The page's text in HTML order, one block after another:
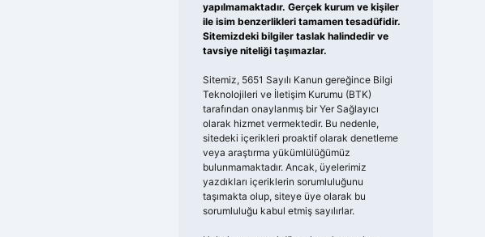
yapılmamaktadır. Gerçek kurum ve kişiler
ile isim benzerlikleri tamamen tesadüfidir.
Sitemizdeki bilgiler taslak halindedir ve
tavsiye niteliği taşımazlar.
Sitemiz, 5651 Sayılı Kanun gereğince Bilgi
Teknolojileri ve İletişim Kurumu (BTK)
tarafından onaylanmış bir Yer Sağlayıcı
olarak hizmet vermektedir. Bu nedenle,
sitedeki içerikleri proaktif olarak denetleme
veya araştırma yükümlülüğümüz
bulunmamaktadır. Ancak, üyelerimiz
yazdıkları içeriklerin sorumluluğunu
taşımakta olup, siteye üye olarak bu
sorumluluğu kabul etmiş sayılırlar.